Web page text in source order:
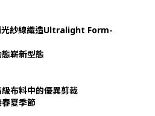
光紗線織造Ultralight Form-
態嶄新型態
布料中的優異剪裁
夏季節